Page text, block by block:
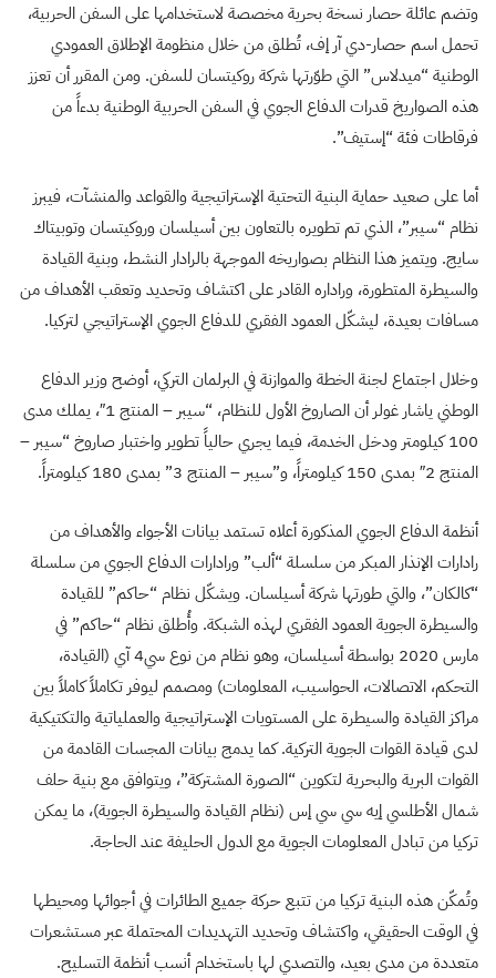
وتضم عائلة حصار نسخة بحرية مخصصة لاستخدامها على السفن الحربية،
تحمل اسم حصار-دي آر إف، تُطلق من خلال منظومة الإطلاق العمودي
الوطنية “ميدلاس” التي طوّرتها شركة روكيتسان للسفن. ومن المقرر أن تعزز
هذه الصواريخ قدرات الدفاع الجوي في السفن الحربية الوطنية بدءاً من
فرقاطات فئة “إستيف”.
أما على صعيد حماية البنية التحتية الإستراتيجية والقواعد والمنشآت، فيبرز
نظام “سيبر”، الذي تم تطويره بالتعاون بين أسيلسان وروكيتسان وتوبيتاك
سايج. ويتميز هذا النظام بصواريخه الموجهة بالرادار النشط، وبنية القيادة
والسيطرة المتطورة، وراداره القادر على اكتشاف وتحديد وتعقب الأهداف من
مسافات بعيدة، ليشكّل العمود الفقري للدفاع الجوي الإستراتيجي لتركيا.
وخلال اجتماع لجنة الخطة والموازنة في البرلمان التركي، أوضح وزير الدفاع
الوطني ياشار غولر أن الصاروخ الأول للنظام، “سيبر – المنتج 1″، يملك مدى
100 كيلومتر ودخل الخدمة، فيما يجري حالياً تطوير واختبار صاروخ “سيبر –
المنتج 2″ بمدى 150 كيلومتراً، و”سيبر – المنتج 3” بمدى 180 كيلومتراً.
أنظمة الدفاع الجوي المذكورة أعلاه تستمد بيانات الأجواء والأهداف من
رادارات الإنذار المبكر من سلسلة “ألب” ورادارات الدفاع الجوي من سلسلة
“كالكان”، والتي طورتها شركة أسيلسان. ويشكّل نظام “حاكم” للقيادة
والسيطرة الجوية العمود الفقري لهذه الشبكة. وأُطلق نظام “حاكم” في
مارس 2020 بواسطة أسيلسان، وهو نظام من نوع سي4 آي (القيادة،
التحكم، الاتصالات، الحواسيب، المعلومات) ومصمم ليوفر تكاملاً كاملاً بين
مراكز القيادة والسيطرة على المستويات الإستراتيجية والعملياتية والتكتيكية
لدى قيادة القوات الجوية التركية. كما يدمج بيانات المجسات القادمة من
القوات البرية والبحرية لتكوين “الصورة المشتركة”، ويتوافق مع بنية حلف
شمال الأطلسي إيه سي سي إس (نظام القيادة والسيطرة الجوية)، ما يمكن
تركيا من تبادل المعلومات الجوية مع الدول الحليفة عند الحاجة.
وتُمكّن هذه البنية تركيا من تتبع حركة جميع الطائرات في أجوائها ومحيطها
في الوقت الحقيقي، واكتشاف وتحديد التهديدات المحتملة عبر مستشعرات
متعددة من مدى بعيد، والتصدي لها باستخدام أنسب أنظمة التسليح.